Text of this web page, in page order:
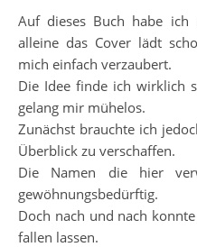
Auf dieses Buch habe
alleine das Cover lädt
mich einfach verzaubert.
Die Idee finde ich wirklich
gelang mir mühelos.
Zunächst brauchte ich
Überblick zu verschaffen.
Die Namen die hier
gewöhnungsbedürftig.
Doch nach und nach
fallen lassen.